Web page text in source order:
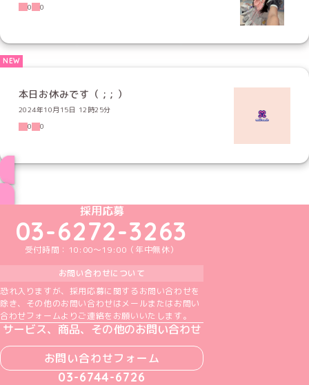
0
0
本日お休みです（ ; ; ）
2024年10月15日 12時25分
0
0
めいどりーみんTikTok公式アカウント
めいどりーみんX公式アカウント
めいどりーみんInstagram公式アカウント
めいどりーみんFacebook公式アカウン
めいどりーみんYouTube公式アカ
採用応募
03-6272-3263
受付時間：10:00～19:00（年中無休）
お問い合わせについて
恐れ入りますが、採用応募に関するお問い合わせを
除き、その他のお問い合わせはメールまたはお問い
合わせフォームよりご連絡をお願いいたします。
サービス、商品、その他のお問い合わせ
お問い合わせフォーム
03-6744-6726